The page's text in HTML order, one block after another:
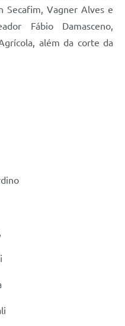
Secafim, Vagner Alves e
Fábio Damasceno,
além da corte da